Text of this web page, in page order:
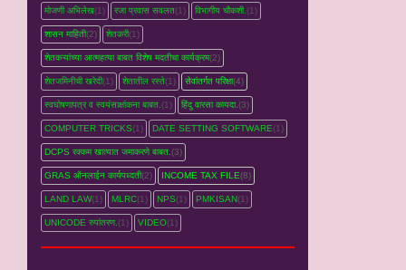
मोजणी अभिलेख(1) रजा प्रवास सवलत(1) विभागीय चौकशी. (1)
शासन माहिती(2) शेतकरी(1)
शेतकऱ्यांच्‍या आत्महत्‍या बाबत विशेष मदतीचा कार्यक्रम(2)
शेतजमिनीची खरेदी(1) शेतातील रस्‍ते(1) सेवांतर्गत परिक्षा(4)
स्वघोषणापत्र व स्वयंसाक्षांकना बाबत. (1) हिंदु वारसा कायदा.(3)
COMPUTER TRICKS(1) DATE SETTING SOFTWARE(1)
DCPS रक्‍कम खात्‍यात जमाकरणे बाबत. (3)
GRAS ऑनलाईन कार्यपध्‍दती(2) INCOME TAX FILE(8)
LAND LAW(1) MLRC(1) NPS(1) PMKISAN(1)
UNICODE रुपांतरण. (1) VIDEO(1)